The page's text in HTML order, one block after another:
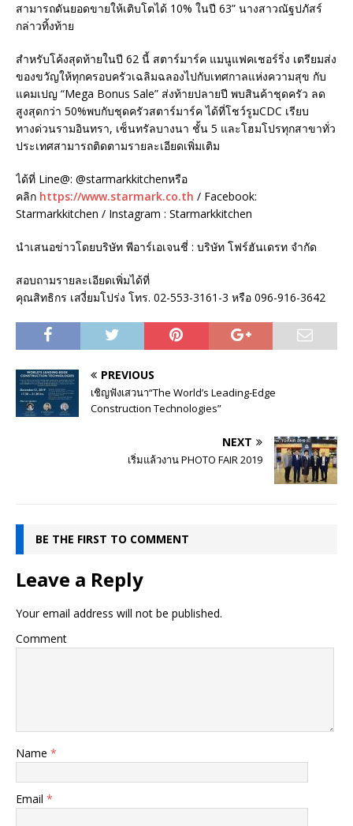
สามารถดันยอดขายให้เติบโตได้ 10% ในปี 63” นางสาวณัฐปภัสร์
กล่าวทิ้งท้าย
สำหรับโค้งสุดท้ายในปี 62 นี้ สตาร์มาร์ค แมนูแฟคเชอร์ริ่ง เตรียมส่ง
ของขวัญให้ทุกครอบครัวเฉลิมฉลองไปกับเทศกาลแห่งความสุข กับ
แคมเปญ “Mega Bonus Sale” ส่งท้ายปลายปี พบสินค้าชุดครัว ลด
สูงสุดกว่า 50%พบกับชุดครัวสตาร์มาร์ค ได้ที่โชว์รูมCDC เรียบ
ทางด่วนรามอินทรา, เซ็นทรัลบางนา ชั้น 5 และโฮมโปรทุกสาขาทั่ว
ประเทศสามารถติดตามรายละเอียดเพิ่มเติม
ได้ที่ Line@: @starmarkkitchenหรือ
คลิก https://www.starmark.co.th / Facebook:
Starmarkkitchen / Instagram : Starmarkkitchen
นำเสนอข่าวโดยบริษัท พีอาร์เอเจนชี่ : บริษัท โฟร์ฮันเดรท จำกัด
สอบถามรายละเอียดเพิ่มได้ที่
คุณสิทธิกร เสงี่ยมโปร่ง โทร. 02-553-3161-3 หรือ 096-916-3642
PREVIOUS
เชิญฟังเสวนา“The World’s Leading-Edge
Construction Technologies”
NEXT
เริ่มแล้วงาน PHOTO FAIR 2019
BE THE FIRST TO COMMENT
Leave a Reply
Your email address will not be published.
Comment
Name *
Email *